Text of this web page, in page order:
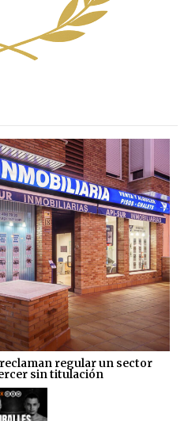
regular un sector
sin titulación